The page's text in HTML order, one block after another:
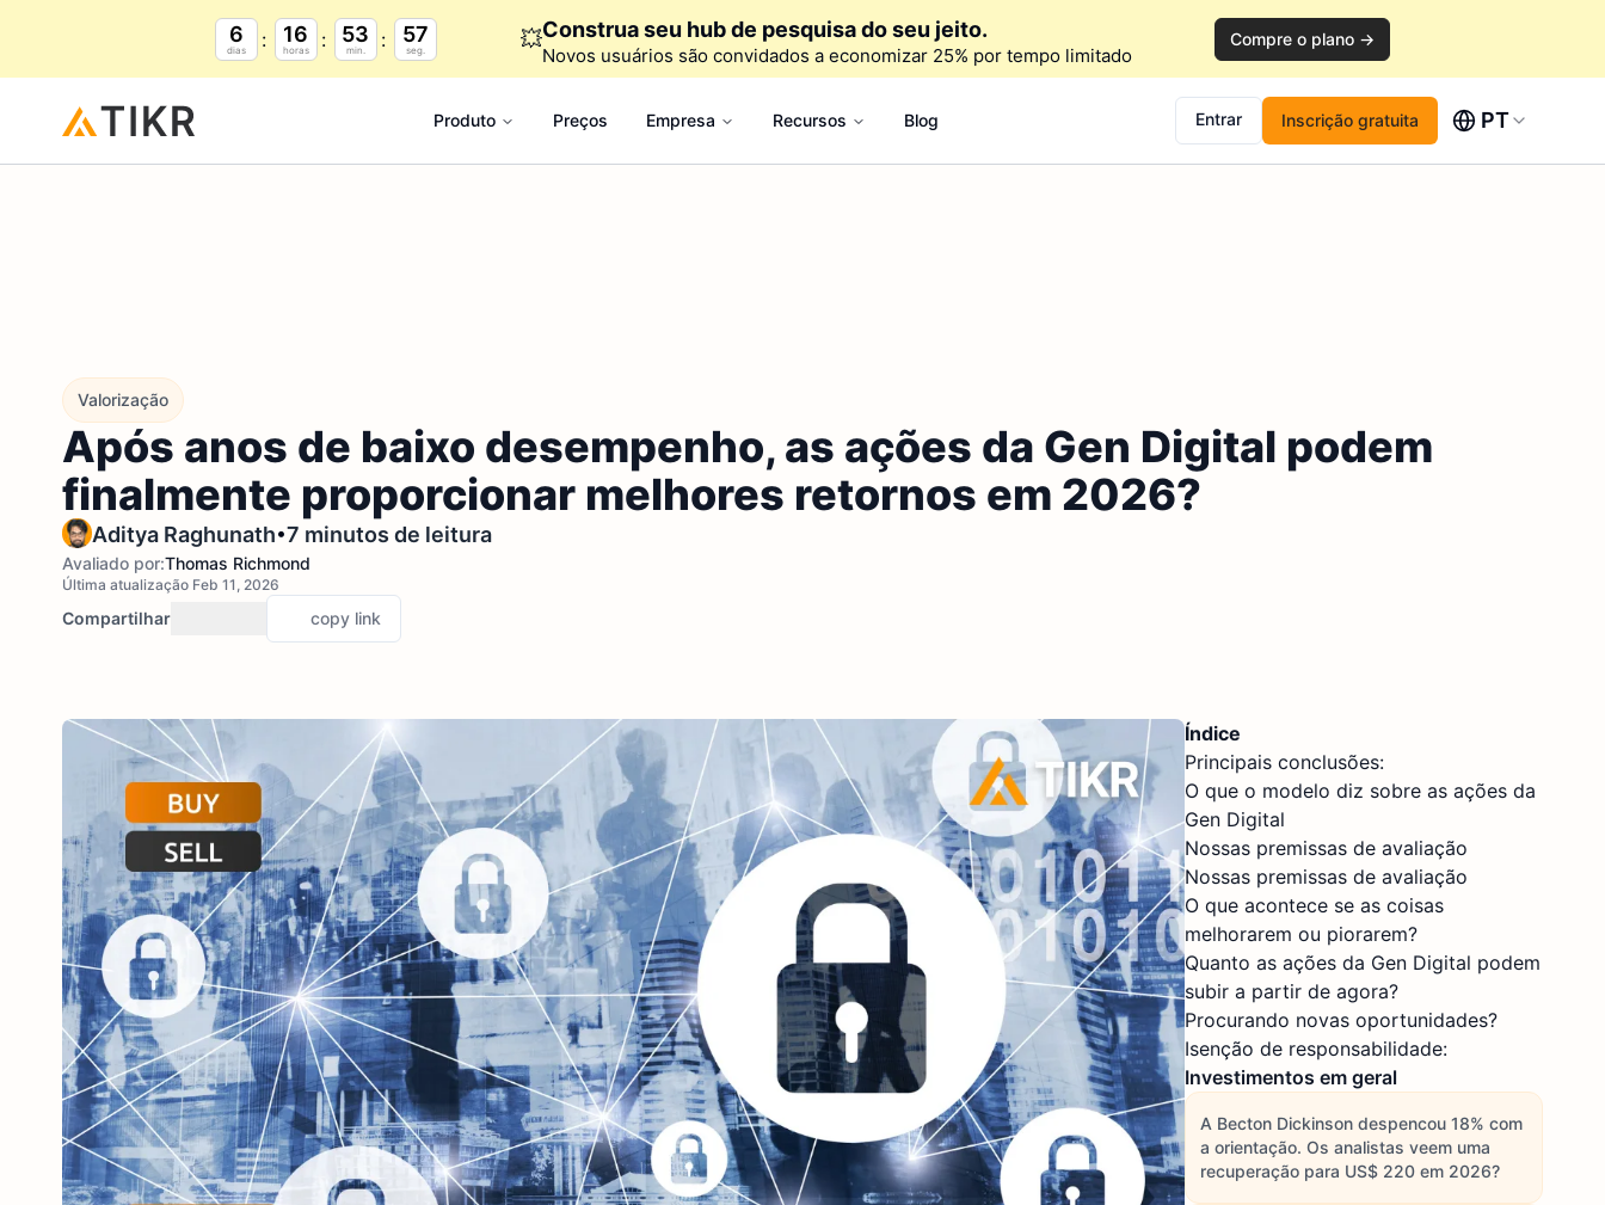
6
dias
16
horas
53
min.
56
seg. 💥Construa seu hub de pesquisa do seu jeito.
Novos usuários são convidados a economizar 25% por tempo limitado
Compre o plano →
Produto Preços Empresa Recursos Blog Entrar Inscrição gratuita PT
Valorização
Após anos de baixo desempenho, as ações da Gen Digital podem
finalmente proporcionar melhores retornos em 2026?
Aditya Raghunath•7 minutos de leitura
Avaliado por:Thomas Richmond
Última atualização Feb 11, 2026
Compartilhar copy link
Índice
Principais conclusões:
O que o modelo diz sobre as ações da
Gen Digital
Nossas premissas de avaliação
Nossas premissas de avaliação
O que acontece se as coisas
melhorarem ou piorarem?
Quanto as ações da Gen Digital podem
subir a partir de agora?
Procurando novas oportunidades?
Isenção de responsabilidade:
Investimentos em geral
A Becton Dickinson despencou 18% com
a orientação. Os analistas veem uma
recuperação para US$ 220 em 2026?